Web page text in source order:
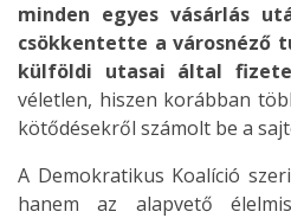
minden egyes vásárlás
csökkentette a városnéző
külföldi utasai által
véletlen, hiszen korábban
kötődésekről számolt be a
A Demokratikus Koalíció
hanem az alapvető